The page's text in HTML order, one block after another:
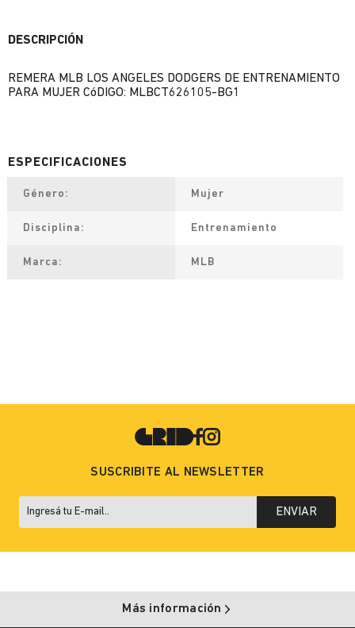
DESCRIPCIÓN
REMERA MLB LOS ANGELES DODGERS DE ENTRENAMIENTO
PARA MUJER CóDIGO: MLBCT626105-BG1
Género Mujer
Disciplina Entrenamiento
Marca MLB
SUSCRIBITE AL NEWSLETTER
ENVIAR
Más información